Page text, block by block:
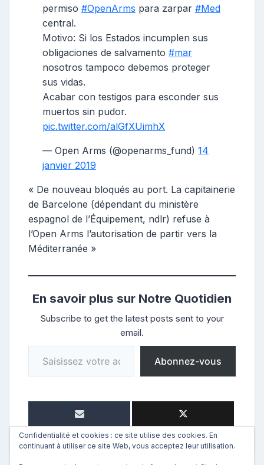
permiso #OpenArms para zarpar #Med
central.
Motivo: Si los Estados incumplen sus
obligaciones de salvamento #mar
nosotros tampoco debemos proteger
sus vidas.
Acabar con testigos para esconder sus
muertos sin pudor.
pic.twitter.com/alGfXUimhX
— Open Arms (@openarms_fund) 14
janvier 2019
« De nouveau bloqués au port. La capitainerie
de Barcelone (dépendant du ministère
espagnol de l’Équipement, ndlr) refuse à
l’Open Arms l’autorisation de partir vers la
Méditerranée »
En savoir plus sur Notre Quotidien
Subscribe to get the latest posts sent to your
email.
Saisissez votre adresse e-mail…
Abonnez-vous
Confidentialité et cookies : ce site utilise des cookies. En
continuant à utiliser ce site Web, vous acceptez leur utilisation.